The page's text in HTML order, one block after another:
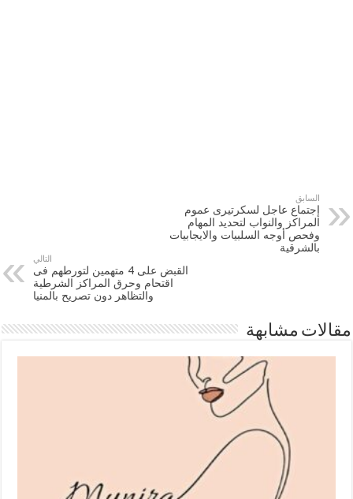
السابق
إجتماع عاجل لسكرتيرى عموم
المراكز والنواب لتحديد المهام
وفحص أوجه السلبيات والايجابيات
بالشرقية
التالي
القبض على 4 متهمين لتورطهم فى
اقتحام وحرق المراكز الشرطية
والتظاهر دون تصريح بالمنيا
مقالات مشابهة